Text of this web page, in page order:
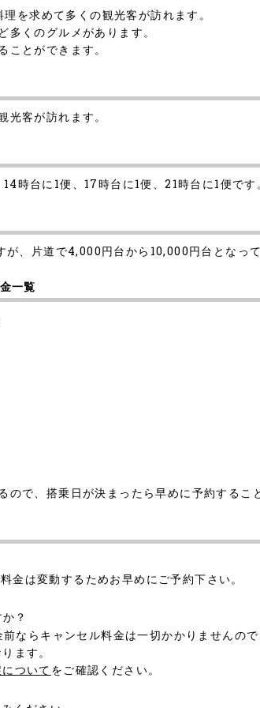
を求めて多くの観光客が訪れます。
くのグルメがあります。
とができます。
客が訪れます。
時台に1便、17時台に1便、21時台に1便です
、片道で4,000円台から10,000円台となって
一覧
で、搭乗日が決まったら早めに予約するこ
は変動するためお早めにご予約下さい。
？
ならキャンセル料金は一切かかりませんので
ます。
ついて をご確認ください。